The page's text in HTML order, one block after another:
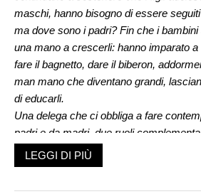
maschi, hanno bisogno di essere
ma dove sono i padri? Fin che i
una mano a crescerli: hanno imparato
fare il bagnetto, dare il biberon,
man mano che diventano grandi,
di educarli.
Una delega che ci obbliga a fare
padri e da madri, due ruoli
in contraddizione tra di loro. Nel mio
ottenuto che si confidino con me, che mi
LEGGI DI PIÙ